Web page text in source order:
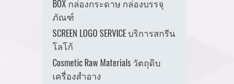
BOX กล่องกระดาษ กล่องบรรจุ
ภัณฑ์
SCREEN LOGO SERVICE บริการสกรีน
โลโก้
Cosmetic Raw Materials วัตถุดิบ
เครื่องสำอาง